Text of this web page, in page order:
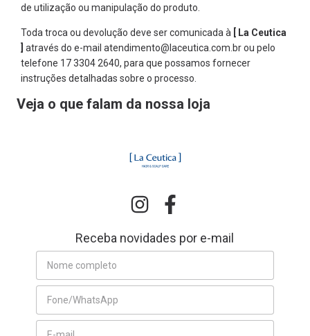
de utilização ou manipulação do produto.
Toda troca ou devolução deve ser comunicada à
[ La Ceutica
através do e-mail atendimento@laceutica.com.brou pelo
telefone 17 3304 2640, para que possamos fornecer
instruções detalhadas sobre o processo.
Veja o que falam da nossa loja
Receba novidades por e-mail